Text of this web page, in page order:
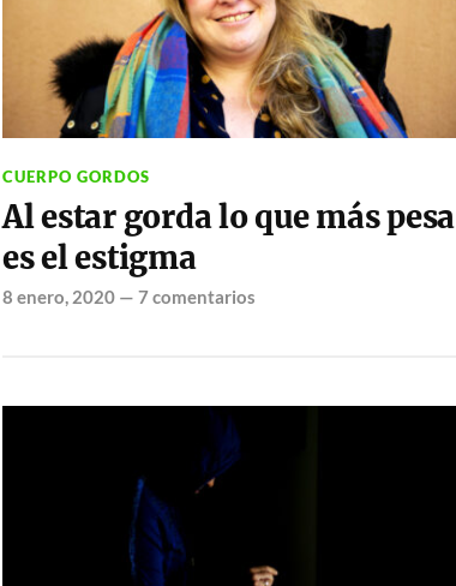
CUERPO GORDOS
Al estar gorda lo que más pesa
es el estigma
8 enero, 2020— 7 comentarios